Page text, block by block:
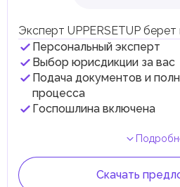
Эксперт UPPERSETUP
Персональный эксперт
Выбор юрисдикции за вас
Подача документов и
процесса
Госпошлина включена
Скачать